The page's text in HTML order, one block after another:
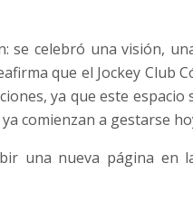
se celebró una visión,
que el Jockey Club
ya que este espacio
comienzan a gestarse
una nueva página en